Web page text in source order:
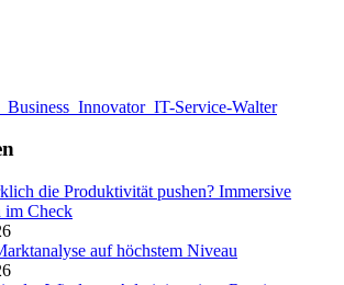
die Produktivität pushen? Immersive
im Check
auf höchstem Niveau